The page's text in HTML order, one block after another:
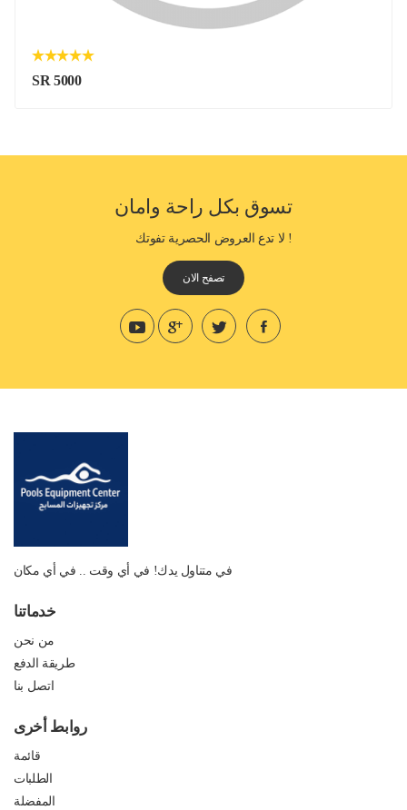
SR 5000
تسوق بكل راحة وامان
! لا تدع العروض الحصرية تفوتك
تصفح الان
في متناول يدك! في أي وقت .. في أي مكان
خدماتنا
من نحن
طريقة الدفع
اتصل بنا
روابط أخرى
قائمة
الطلبات
المفضلة